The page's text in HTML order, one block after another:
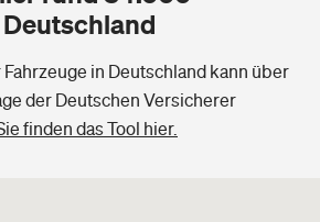
in Deutschland kann über
der Deutschen Versicherer
finden das Tool hier.